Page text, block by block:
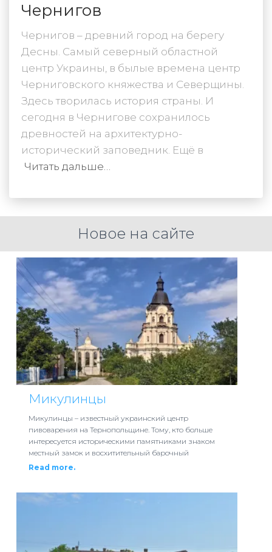
Чернигов
Чернигов – древний город на берегу
Десны. Самый северный областной
центр Украины, в былые времена центр
Черниговского княжества и Северщины.
Здесь творилась история страны. И
сегодня в Чернигове сохранилось
древностей на архитектурно-
исторический заповедник. Ещё в
Читать дальше…
Новое на сайте
Микулинцы
Микулинцы – известный украинский центр
пивоварения на Тернопольщине. Тому, кто больше
интересуется историческими памятниками знаком
местный замок и восхитительный барочный
Read more.